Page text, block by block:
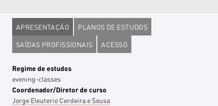
APRESENTAÇÃO
PLANOS DE ESTUDOS
SAÍDAS PROFISSIONAIS
ACESSO
Regime de estudos
evening-classes
Coordenador/Diretor de curso
Jorge Eleuterio Cerdeira e Sousa